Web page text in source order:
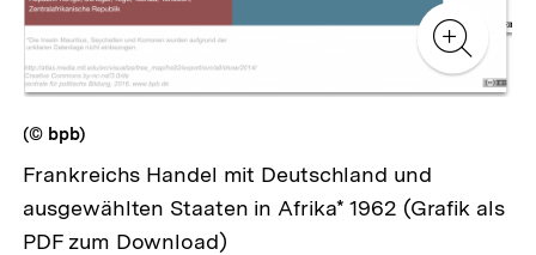
Zur
Galerieansicht
(© bpb)
Frankreichs Handel mit Deutschland und
ausgewählten Staaten in Afrika* 1962 (Grafik als
PDF zum Download)